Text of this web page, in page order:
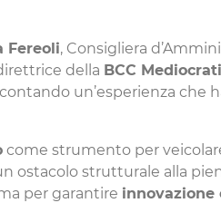
Fereoli, Consigliera
della BCC Mediocrati
un’esperienza che
come strumento per
ostacolo strutturale alla
per garantire innovazione